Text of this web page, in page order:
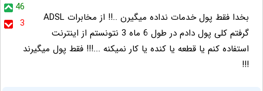
46
3
بخدا فقط پول خدمات نداده میگیرن ..!! از مخابرات ADSL
گرفتم کلی پول دادم در طول 6 ماه 3 نتونستم از اینترنت
استفاده کنم یا قطعه یا کنده یا کار نمیکنه ...!!! فقط پول میگیرند
!!!